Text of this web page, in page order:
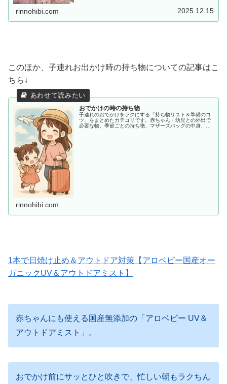
rinnohibi.com 2025.12.15
このほか、子連れお出かけ時の持ち物についての記事はこ
ちら↓
おでかけの時の持ち物
子連れのおでかけをラクにする「持ち物リスト＆準備のコ
ツ」をまとめたカテゴリです。赤ちゃん・幼児との外出で
必要な物、季節ごとの持ち物、マザーズバッグの中身、あ
rinnohibi.com
1本で日焼け止め＆アウトドア対策【アロベビー国産オー
ガニックUV＆アウトドアミスト】
赤ちゃんにも使える国産無添加の「アロベビー UV＆
アウトドアミスト」。
おでかけ前にサッとひと吹きで、忙しい朝もラクちん